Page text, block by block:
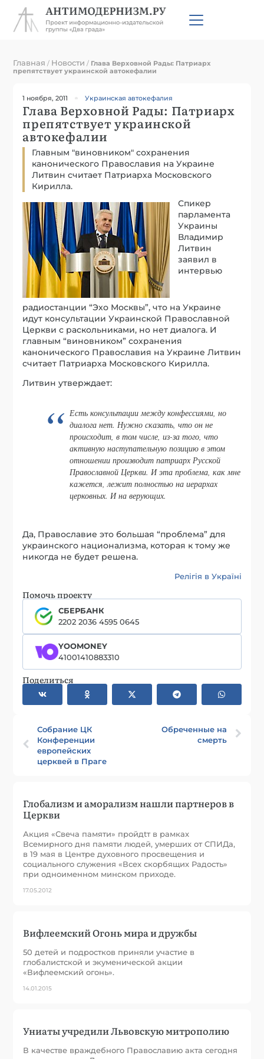
Главная / Новости / Глава Верховной Рады: Патриарх
препятствует украинской автокефалии
1 ноября, 2011 Украинская автокефалия
Глава Верховной Рады: Патриарх
препятствует украинской
автокефалии
Главным "виновником" сохранения
канонического Православия на Украине
Литвин считает Патриарха Московского
Кирилла.
Спикер
парламента
Украины
Владимир
Литвин
заявил в
интервью
радиостанции “Эхо Москвы”, что на Украине
идут консультации Украинской Православной
Церкви с раскольниками, но нет диалога. И
главным “виновником” сохранения
канонического Православия на Украине Литвин
считает Патриарха Московского Кирилла.
Литвин утверждает:
Есть консультации между конфессиями, но
диалога нет. Нужно сказать, что он не
происходит, в том числе, из-за того, что
активную наступательную позицию в этом
отношении производит патриарх Русской
Православной Церкви. И эта проблема, как мне
кажется, лежит полностью на иерархах
церковных. И на верующих.
Да, Православие это большая “проблема” для
украинского национализма, которая к тому же
никогда не будет решена.
Релігія в Україні
Помочь проекту
СБЕРБАНК
2202 2036 4595 0645
YOOMONEY
41001410883310
Поделиться
Собрание ЦК
Конференции
европейских
церквей в Праге
Обреченные на
смерть
Глобализм и аморализм нашли партнеров в
Церкви
Акция «Свеча памяти» пройдtт в рамках
Всемирного дня памяти людей, умерших от СПИДа,
в 19 мая в Центре духовного просвещения и
социального служения «Всех скорбящих Радость»
при одноименном минском приходе.
17.05.2012
Вифлеемский Огонь мира и дружбы
50 детей и подростков приняли участие в
глобалистской и экуменической акции
«Вифлеемский огонь».
14.01.2015
Униаты учредили Львовскую митрополию
В качестве враждебного Православию акта сегодня